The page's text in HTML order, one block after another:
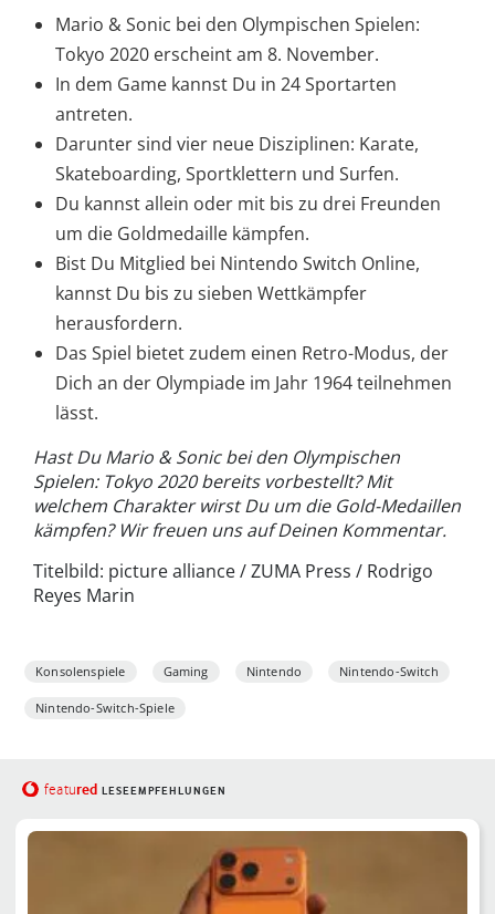
Mario & Sonic bei den Olympischen Spielen:
Tokyo 2020 erscheint am 8. November.
In dem Game kannst Du in 24 Sportarten
antreten.
Darunter sind vier neue Disziplinen: Karate,
Skateboarding, Sportklettern und Surfen.
Du kannst allein oder mit bis zu drei Freunden
um die Goldmedaille kämpfen.
Bist Du Mitglied bei Nintendo Switch Online,
kannst Du bis zu sieben Wettkämpfer
herausfordern.
Das Spiel bietet zudem einen Retro-Modus, der
Dich an der Olympiade im Jahr 1964 teilnehmen
lässt.
Hast Du Mario & Sonic bei den Olympischen
Spielen: Tokyo 2020 bereits vorbestellt? Mit
welchem Charakter wirst Du um die Gold-Medaillen
kämpfen? Wir freuen uns auf Deinen Kommentar.
Titelbild: picture alliance / ZUMA Press / Rodrigo
Reyes Marin
Konsolenspiele Gaming Nintendo Nintendo-Switch
Nintendo-Switch-Spiele
featured LESEEMPFEHLUNGEN